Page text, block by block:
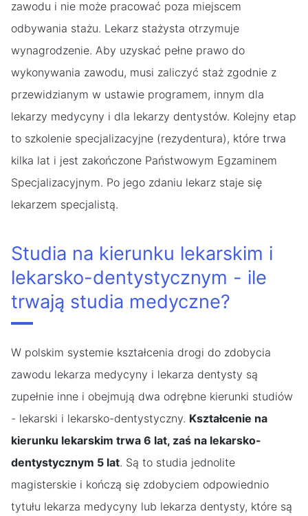
zawodu i nie może pracować poza miejscem
odbywania stażu. Lekarz stażysta otrzymuje
wynagrodzenie. Aby uzyskać pełne prawo do
wykonywania zawodu, musi zaliczyć staż zgodnie z
przewidzianym w ustawie programem, innym dla
lekarzy medycyny i dla lekarzy dentystów. Kolejny etap
to szkolenie specjalizacyjne (rezydentura), które trwa
kilka lat i jest zakończone Państwowym Egzaminem
Specjalizacyjnym. Po jego zdaniu lekarz staje się
lekarzem specjalistą.
Studia na kierunku lekarskim i
lekarsko-dentystycznym - ile
trwają studia medyczne?
W polskim systemie kształcenia drogi do zdobycia
zawodu lekarza medycyny i lekarza dentysty są
zupełnie inne i obejmują dwa odrębne kierunki studiów
- lekarski i lekarsko-dentystyczny. Kształcenie na
kierunku lekarskim trwa 6 lat, zaś na lekarsko-
dentystycznym 5 lat. Są to studia jednolite
magisterskie i kończą się zdobyciem odpowiednio
tytułu lekarza medycyny lub lekarza dentysty, które są